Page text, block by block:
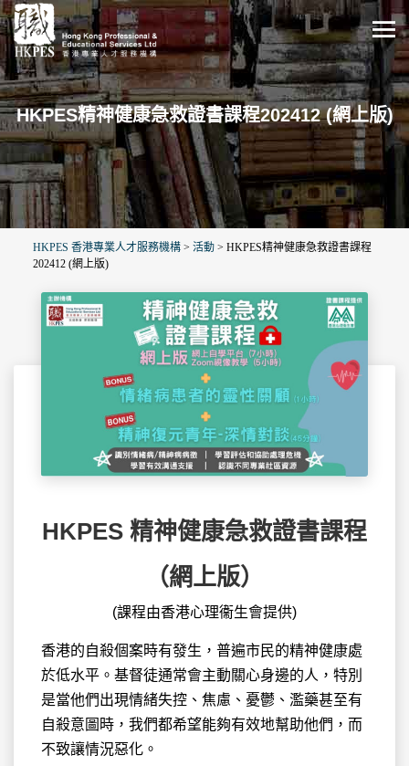
HKPES精神健康急救證書課程202412 (網上版)
HKPES 香港專業人才服務機構 > 活動 > HKPES精神健康急救證書課程
202412 (網上版)
HKPES 精神健康急救證書課程
（網上版）
(課程由香港心理衞生會提供)
香港的自殺個案時有發生，普遍市民的精神健康處
於低水平。基督徒通常會主動關心身邊的人，特別
是當他們出現情緒失控、焦慮、憂鬱、濫藥甚至有
自殺意圖時，我們都希望能夠有效地幫助他們，而
不致讓情況惡化。